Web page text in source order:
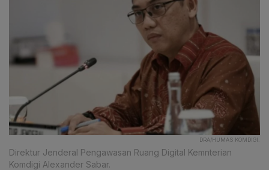
DRA/HUMAS KOMDIGI.
Direktur Jenderal Pengawasan Ruang Digital Kemnterian
Komdigi Alexander Sabar.